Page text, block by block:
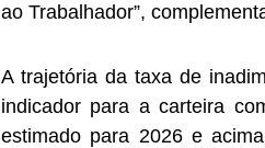
ao Trabalhador”,
A trajetória da taxa de
indicador para a carteira
estimado para 2026 e